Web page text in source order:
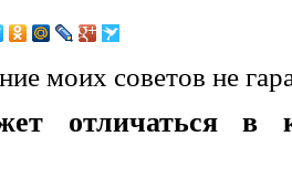
моих советов не
отличаться в